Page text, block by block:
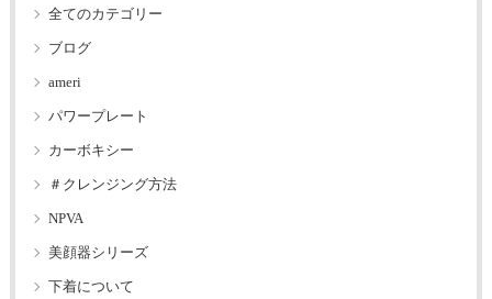
全てのカテゴリー
ブログ
ameri
パワープレート
カーボキシー
＃クレンジング方法
NPVA
美顔器シリーズ
下着について